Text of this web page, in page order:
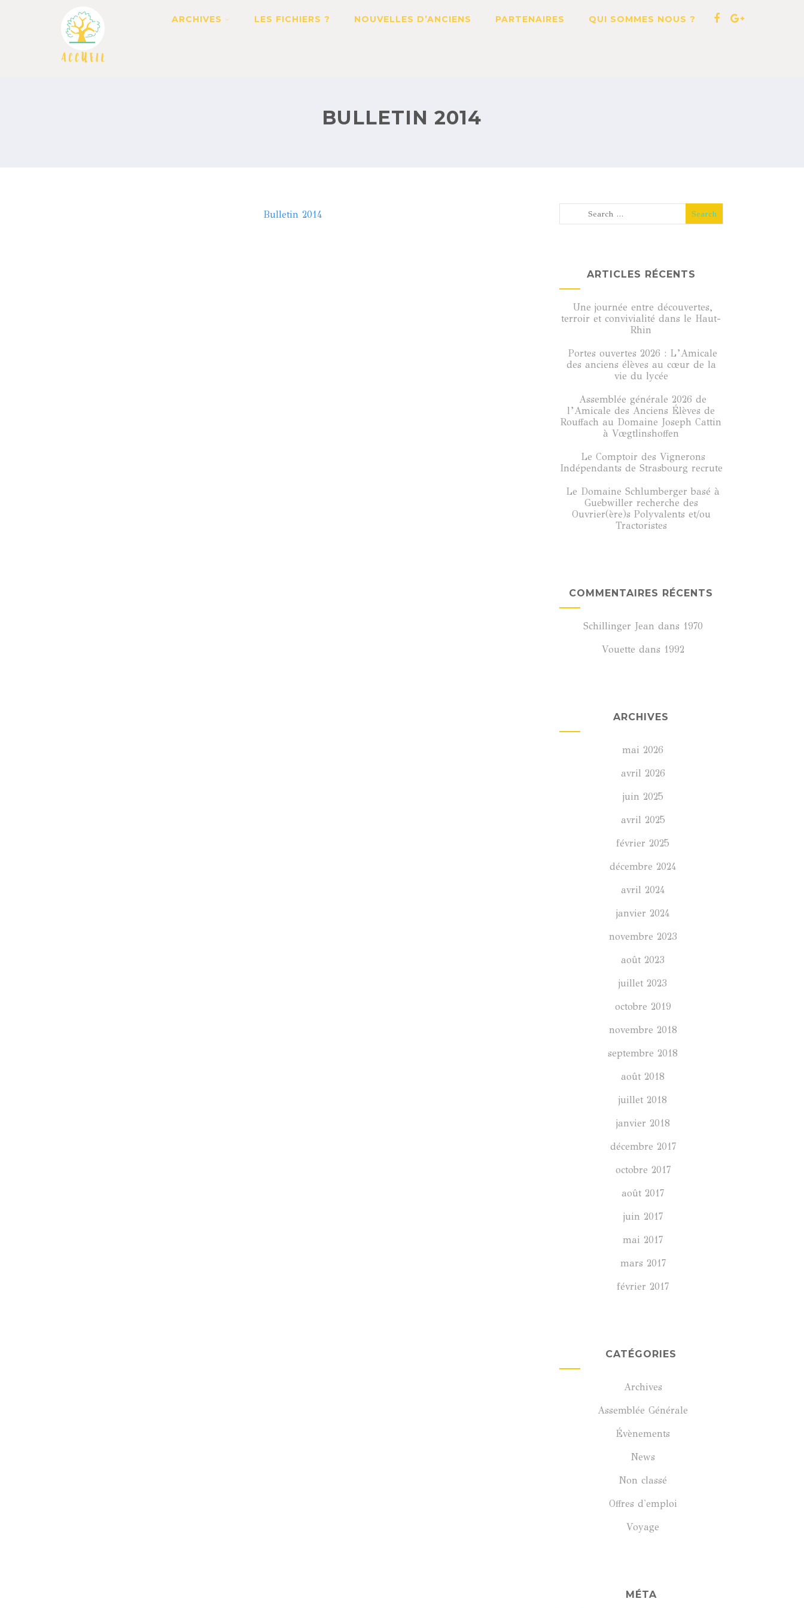
ARCHIVES LES FICHIERS ? NOUVELLES D’ANCIENS PARTENAIRES QUI SOMMES NOUS ?
BULLETIN 2014
Bulletin 2014
ARTICLES RÉCENTS
Une journée entre découvertes,
terroir et convivialité dans le Haut-
Rhin
Portes ouvertes 2026 : L’Amicale
des anciens élèves au cœur de la
vie du lycée
Assemblée générale 2026 de
l’Amicale des Anciens Élèves de
Rouffach au Domaine Joseph Cattin
à Vœgtlinshoffen
Le Comptoir des Vignerons
Indépendants de Strasbourg recrute
Le Domaine Schlumberger basé à
Guebwiller recherche des
Ouvrier(ère)s Polyvalents et/ou
Tractoristes
COMMENTAIRES RÉCENTS
Schillinger Jean dans 1970
Vouette dans 1992
ARCHIVES
mai 2026
avril 2026
juin 2025
avril 2025
février 2025
décembre 2024
avril 2024
janvier 2024
novembre 2023
août 2023
juillet 2023
octobre 2019
novembre 2018
septembre 2018
août 2018
juillet 2018
janvier 2018
décembre 2017
octobre 2017
août 2017
juin 2017
mai 2017
mars 2017
février 2017
CATÉGORIES
Archives
Assemblée Générale
Évènements
News
Non classé
Offres d'emploi
Voyage
MÉTA